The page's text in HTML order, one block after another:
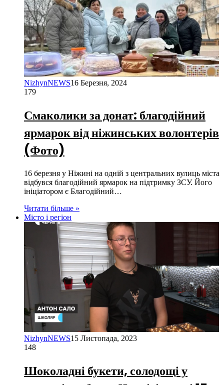
NizhynNEWS16 Березня, 2024
179
Смаколики за донат: благодійний
ярмарок від ніжинських волонтерів
(Фото)
16 березня у Ніжині на одній з центральних вулиць міста
відбувся благодійний ярмарок на підтримку ЗСУ. Його
ініціатором є Благодійний…
Читати більше »
Місто і регіон
NizhynNEWS15 Листопада, 2023
148
Шоколадні букети, солодощі у